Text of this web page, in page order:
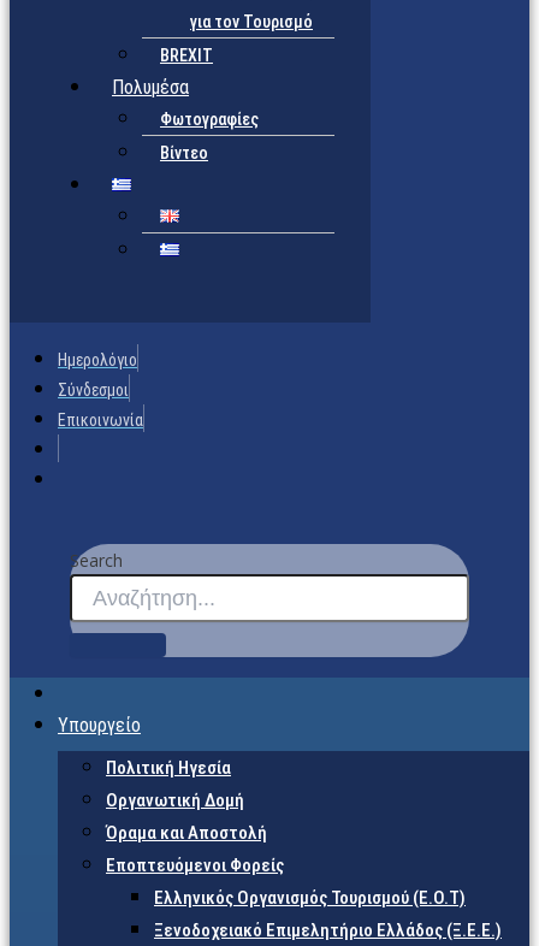
για τον Τουρισμό
BREXIT
Πολυμέσα
Φωτογραφίες
Βίντεο
Ημερολόγιο
Σύνδεσμοι
Επικοινωνία
Search
Υπουργείο
Πολιτική Ηγεσία
Οργανωτική Δομή
Όραμα και Αποστολή
Εποπτευόμενοι Φορείς
Eλληνικός Οργανισμός Τουρισμού (Ε.Ο.Τ)
Ξενοδοχειακό Επιμελητήριο Ελλάδος (Ξ.Ε.Ε.)